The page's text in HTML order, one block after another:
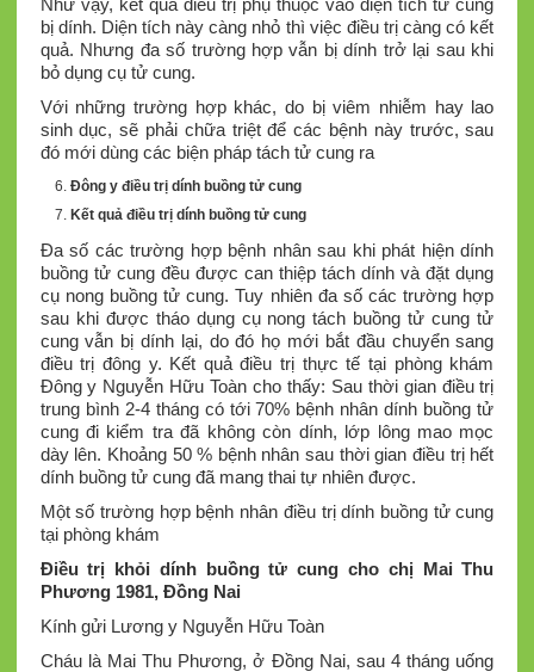
Như vậy, kết quả điều trị phụ thuộc vào diện tích tử cung
bị dính. Diện tích này càng nhỏ thì việc điều trị càng có kết
quả. Nhưng đa số trường hợp vẫn bị dính trở lại sau khi
bỏ dụng cụ tử cung.
Với những trường hợp khác, do bị viêm nhiễm hay lao
sinh dục, sẽ phải chữa triệt để các bệnh này trước, sau
đó mới dùng các biện pháp tách tử cung ra
Đông y điều trị dính buồng tử cung
Kết quả điều trị dính buồng tử cung
Đa số các trường hợp bệnh nhân sau khi phát hiện dính
buồng tử cung đều được can thiệp tách dính và đặt dụng
cụ nong buồng tử cung. Tuy nhiên đa số các trường hợp
sau khi được tháo dụng cụ nong tách buồng tử cung tử
cung vẫn bị dính lại, do đó họ mới bắt đầu chuyển sang
điều trị đông y. Kết quả điều trị thực tế tại phòng khám
Đông y Nguyễn Hữu Toàn cho thấy: Sau thời gian điều trị
trung bình 2-4 tháng có tới 70% bệnh nhân dính buồng tử
cung đi kiểm tra đã không còn dính, lớp lông mao mọc
dày lên. Khoảng 50 % bệnh nhân sau thời gian điều trị hết
dính buồng tử cung đã mang thai tự nhiên được.
Một số trường hợp bệnh nhân điều trị dính buồng tử cung
tại phòng khám
Điều trị khỏi dính buồng tử cung cho chị Mai Thu
Phương 1981, Đồng Nai
Kính gửi Lương y Nguyễn Hữu Toàn
Cháu là Mai Thu Phương, ở Đồng Nai, sau 4 tháng uống